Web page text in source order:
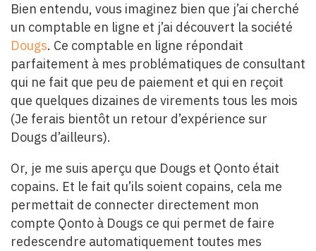
Bien entendu, vous imaginez bien que j’ai cherché
un comptable en ligne et j’ai découvert la société
Dougs. Ce comptable en ligne répondait
parfaitement à mes problématiques de consultant
qui ne fait que peu de paiement et qui en reçoit
que quelques dizaines de virements tous les mois
(Je ferais bientôt un retour d’expérience sur
Dougs d’ailleurs).
Or, je me suis aperçu que Dougs et Qonto était
copains. Et le fait qu’ils soient copains, cela me
permettait de connecter directement mon
compte Qonto à Dougs ce qui permet de faire
redescendre automatiquement toutes mes